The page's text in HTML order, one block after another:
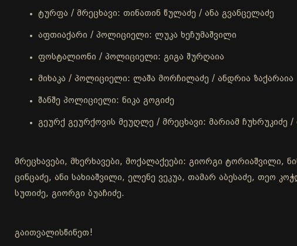
ტურფა / მრეცხავი: თინათინ წულაძე / ანა გვანცელაძე
აფთიაქარი / პოლიციელი: ლუკა ხეჩუმაშვილი
ფოსტალიონი / პოლიციელი: გიგა შურღაია
მიხაკა / პოლიციელი: ლაშა მორჩილაძე / ანდრია ზაქარაია
შანშე პოლიციელი: ნიკა გოგიძე
გეურქ გეურქოვის მეუღლე / მრეცხავი: მარიამ ჩუხრუკიძე
მრეცხავები, მხერხავები, მოქალაქეები: გიორგი ტორიაშვილი,
ცინცაძე, ანი სახიაშვილი, ელენე ვეკუა, თამარ აბესაძე, თეო
სუთიძე, გიორგი ბუაჩიძე.
გაითვალისწინეთ!